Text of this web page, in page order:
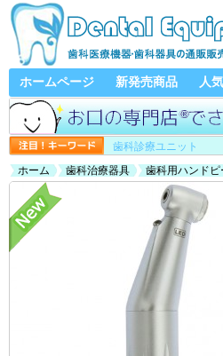
ホームページ 新発売商品 人
歯科診療ユニット
ホーム
歯科治療器具 歯科用ハンドピ